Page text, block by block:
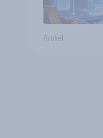
Artikel